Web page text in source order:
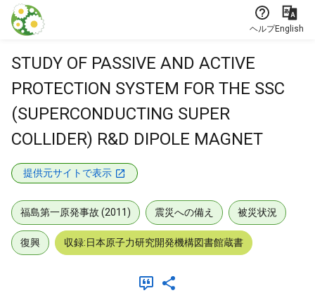
本文に飛ぶ
ヘルプEnglish
STUDY OF PASSIVE AND ACTIVE
PROTECTION SYSTEM FOR THE SSC
(SUPERCONDUCTING SUPER
COLLIDER) R&D DIPOLE MAGNET
提供元サイトで表示
福島第一原発事故 (2011) 震災への備え 被災状況
復興 収録:日本原子力研究開発機構図書館蔵書